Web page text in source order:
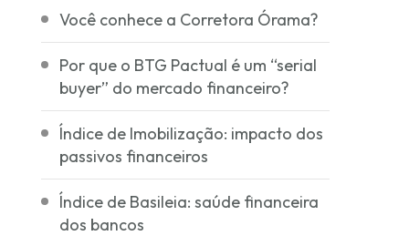
Você conhece a Corretora Órama?
Por que o BTG Pactual é um “serial
buyer” do mercado financeiro?
Índice de Imobilização: impacto dos
passivos financeiros
Índice de Basileia: saúde financeira
dos bancos